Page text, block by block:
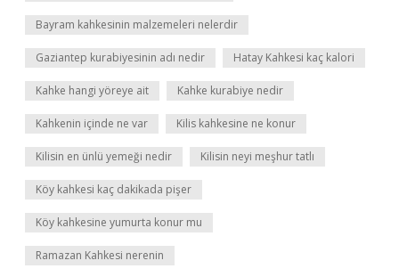
Bayram kahkesinin malzemeleri nelerdir
Gaziantep kurabiyesinin adı nedir Hatay Kahkesi kaç kalori
Kahke hangi yöreye ait Kahke kurabiye nedir
Kahkenin içinde ne var Kilis kahkesine ne konur
Kilisin en ünlü yemeği nedir Kilisin neyi meşhur tatlı
Köy kahkesi kaç dakikada pişer
Köy kahkesine yumurta konur mu
Ramazan Kahkesi nerenin